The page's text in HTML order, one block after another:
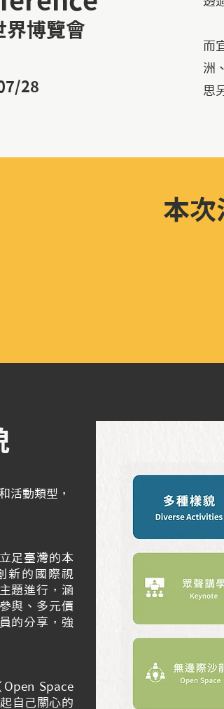
界博覽會
28
而
洲
思
本次
活動類型，
足臺灣的本
新的國際視
題進行，涵
與、多元價
的分享，強
Space
自己關心的